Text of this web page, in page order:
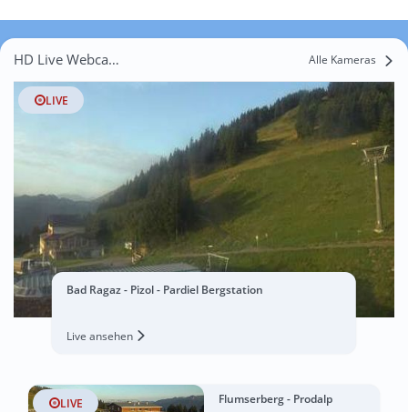
HD Live Webcams Mäls Alle Kameras
LIVE
Bad Ragaz - Pizol - Pardiel Bergstation
Live ansehen
LIVE Flumserberg - Prodalp